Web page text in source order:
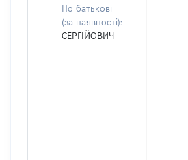
По батькові
(за наявності):
СЕРГІЙОВИЧ